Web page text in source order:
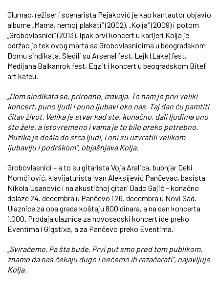
Glumac, režiser i scenarista Pejaković je kao kantautor objavio
albume „Mama, nemoj plakati“ (2002), „Kolja“ (2009) i potom
„Grobovlasnici“ (2013). Ipak prvi koncert u karijeri Kolja je
održao je tek ovog marta sa Grobovlasnicima u beogradskom
Domu sindikata. Sledili su Arsenal fest, Lejk (Lake) fest,
Medijana Balkanrok fest, Egzit i koncert u beogradskom Bitef
art kafeu.
„Dom sindikata se, prirodno, izdvaja. To nam je prvi veliki
koncert, puno ljudi i puno ljubavi oko nas. Taj dan ću pamtiti
čitav život. Velika je stvar kad ste, konačno, dali ljudima ono
što žele, a istovremeno i vama je to bilo preko potrebno.
Muzika je došla do srca ljudi, i oni su uzvratili velikom
ljubavlju i podrškom“, objašnjava Kolja.
Grobovlasnici – a to su gitarista Voja Aralica, bubnjar Deki
Momčilović, klavijaturista Ivan Aleksijević Pančevac, basista
Nikola Usanović i na akustičnoj gitari Dado Gajić – konačno
dolaze 24. decembra u Pančevo i 26. decembra u Novi Sad.
Ulaznice za oba grada koštaju 800 dinara, a na dan koncerta
1.000. Prodaja ulaznica za novosadski koncert ide preko
Eventima i Gigstixa, a za Pančevo preko Eventima.
„Sviraćemo. Pa šta bude. Prvi put smo pred tom publikom,
znamo da nas čekaju dugo i nećemo ih razačarati“, najavljuje
Kolja.